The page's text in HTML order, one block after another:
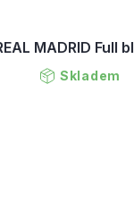
MADRID Full
Skladem